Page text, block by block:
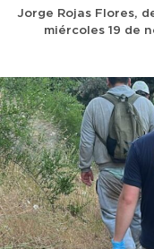
Jorge Rojas Flores,
miércoles 19 de